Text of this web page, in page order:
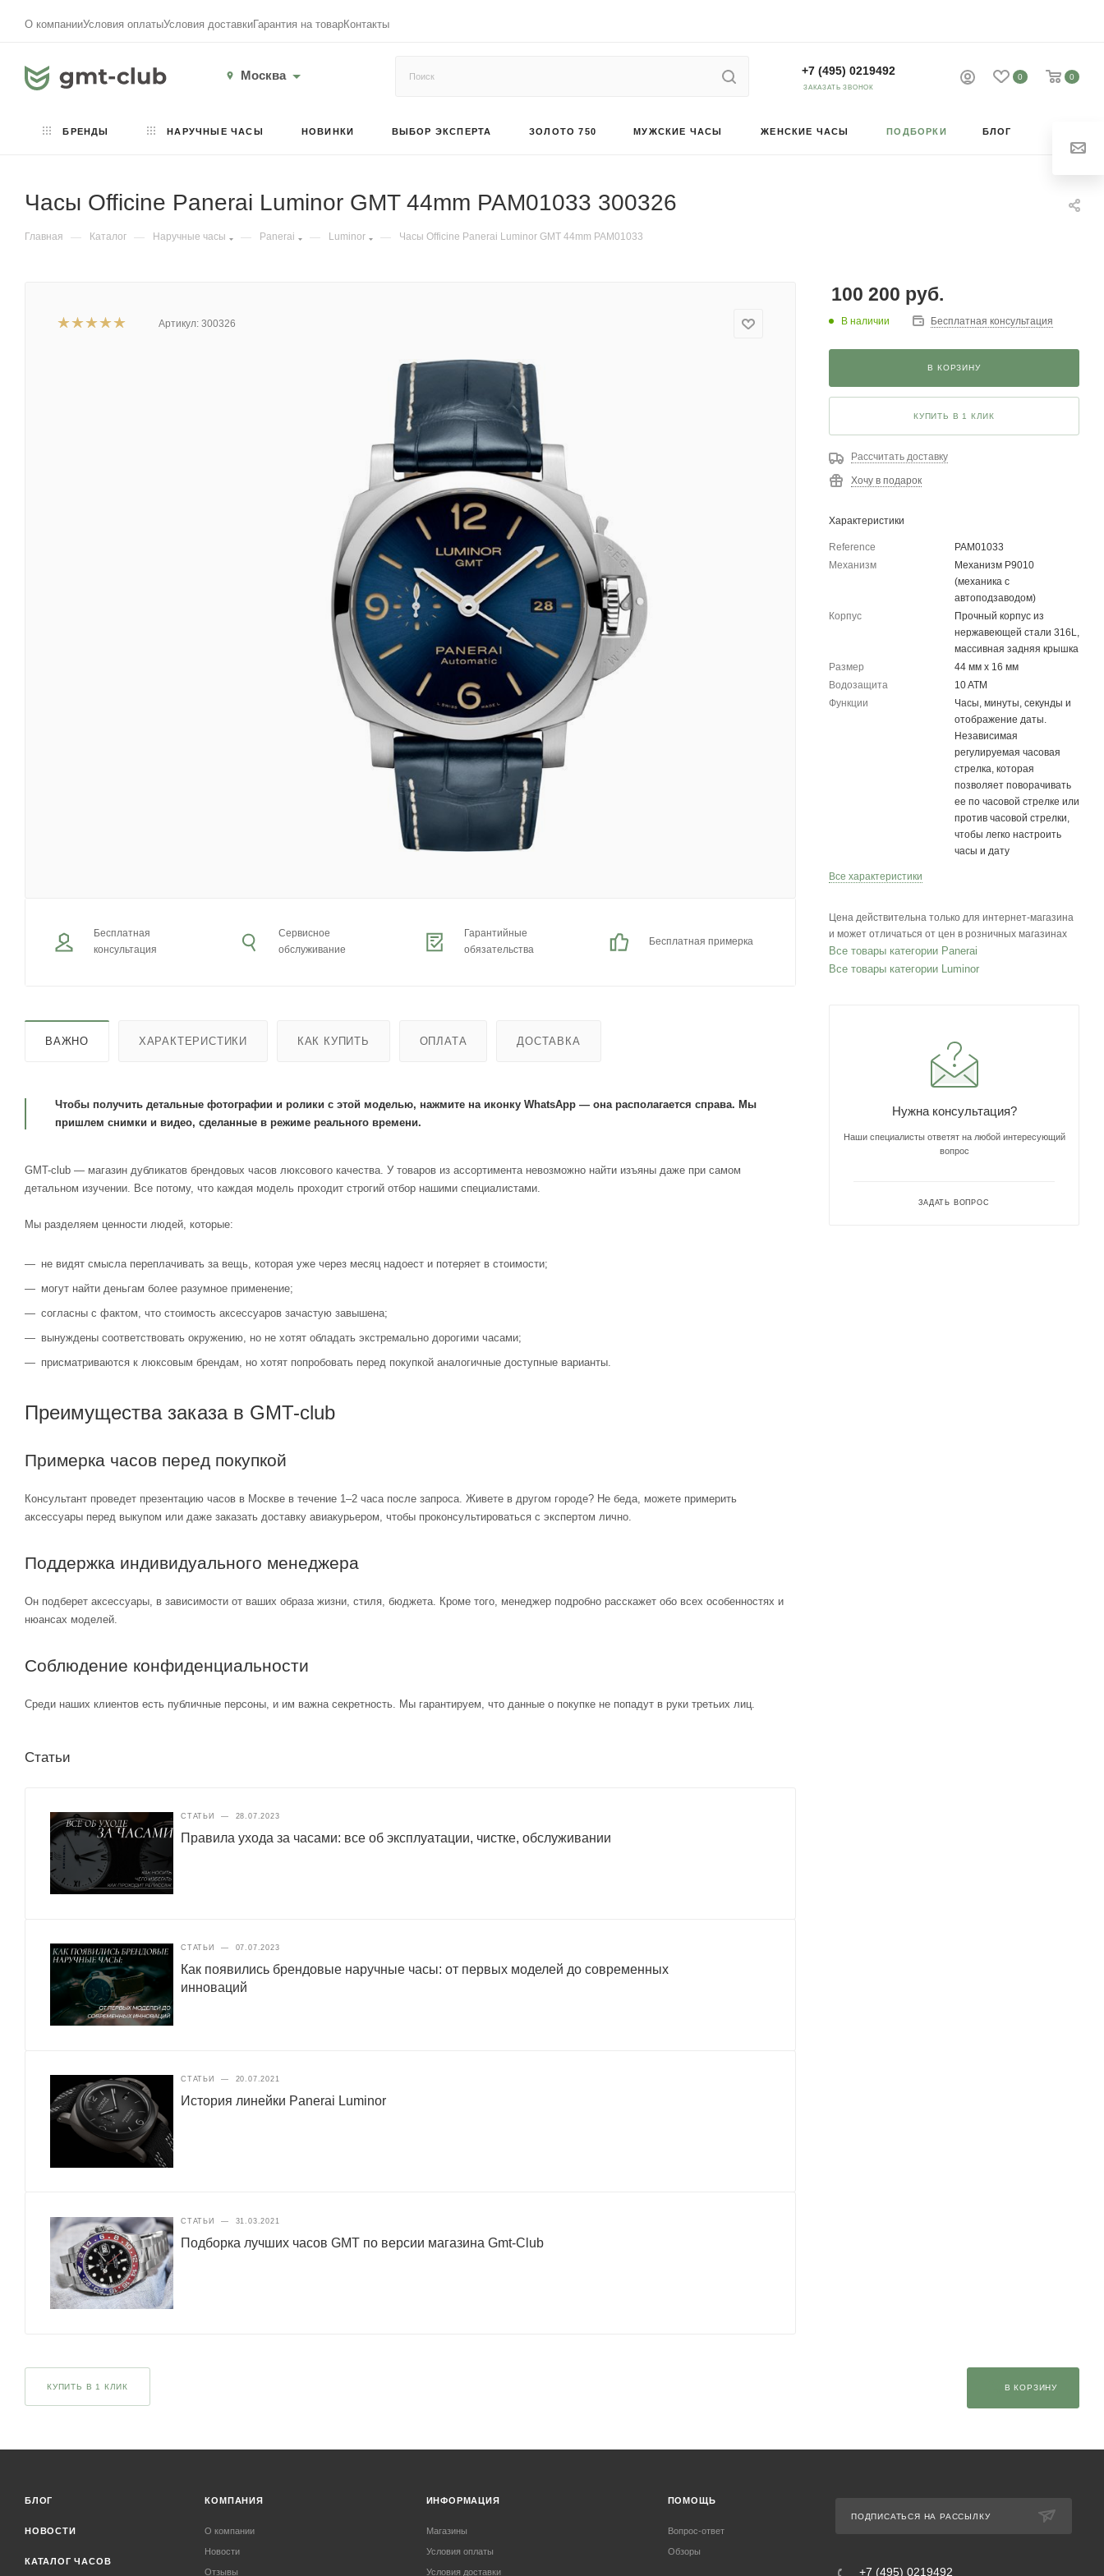
О компанииУсловия оплатыУсловия доставкиГарантия на товарКонтакты
Москва 0 0
+7 (495) 0219492
ЗАКАЗАТЬ ЗВОНОК
БРЕНДЫ НАРУЧНЫЕ ЧАСЫ НОВИНКИ ВЫБОР ЭКСПЕРТА ЗОЛОТО 750 МУЖСКИЕ ЧАСЫ ЖЕНСКИЕ ЧАСЫ ПОДБОРКИ БЛОГ
Часы Officine Panerai Luminor GMT 44mm PAM01033 300326
Главная — Каталог — Наручные часы — Panerai — Luminor — Часы Officine Panerai Luminor GMT 44mm PAM01033
Артикул: 300326
Бесплатная
консультация
Сервисное
обслуживание
Гарантийные
обязательства
Бесплатная примерка
ВАЖНО ХАРАКТЕРИСТИКИ КАК КУПИТЬ ОПЛАТА ДОСТАВКА
Чтобы получить детальные фотографии и ролики с этой моделью, нажмите на иконку WhatsApp — она располагается справа. Мы
пришлем снимки и видео, сделанные в режиме реального времени.
GMT-club — магазин дубликатов брендовых часов люксового качества. У товаров из ассортимента невозможно найти изъяны даже при самом
детальном изучении. Все потому, что каждая модель проходит строгий отбор нашими специалистами.
Мы разделяем ценности людей, которые:
не видят смысла переплачивать за вещь, которая уже через месяц надоест и потеряет в стоимости;
могут найти деньгам более разумное применение;
согласны с фактом, что стоимость аксессуаров зачастую завышена;
вынуждены соответствовать окружению, но не хотят обладать экстремально дорогими часами;
присматриваются к люксовым брендам, но хотят попробовать перед покупкой аналогичные доступные варианты.
Преимущества заказа в GMT-club
Примерка часов перед покупкой
Консультант проведет презентацию часов в Москве в течение 1–2 часа после запроса. Живете в другом городе? Не беда, можете примерить
аксессуары перед выкупом или даже заказать доставку авиакурьером, чтобы проконсультироваться с экспертом лично.
Поддержка индивидуального менеджера
Он подберет аксессуары, в зависимости от ваших образа жизни, стиля, бюджета. Кроме того, менеджер подробно расскажет обо всех особенностях и
нюансах моделей.
Соблюдение конфиденциальности
Среди наших клиентов есть публичные персоны, и им важна секретность. Мы гарантируем, что данные о покупке не попадут в руки третьих лиц.
Статьи
СТАТЬИ — 28.07.2023
Правила ухода за часами: все об эксплуатации, чистке, обслуживании
СТАТЬИ — 07.07.2023
Как появились брендовые наручные часы: от первых моделей до современных
инноваций
СТАТЬИ — 20.07.2021
История линейки Panerai Luminor
СТАТЬИ — 31.03.2021
Подборка лучших часов GMT по версии магазина Gmt-Club
100 200 руб.
В наличии Бесплатная консультация
В КОРЗИНУ
КУПИТЬ В 1 КЛИК
Рассчитать доставку
Хочу в подарок
Характеристики
Reference
PAM01033
Механизм
Механизм P9010
(механика с
автоподзаводом)
Корпус
Прочный корпус из
нержавеющей стали 316L,
массивная задняя крышка
Размер
44 мм x 16 мм
Водозащита
10 ATM
Функции
Часы, минуты, секунды и
отображение даты.
Независимая
регулируемая часовая
стрелка, которая
позволяет поворачивать
ее по часовой стрелке или
против часовой стрелки,
чтобы легко настроить
часы и дату
Все характеристики
Цена действительна только для интернет-магазина
и может отличаться от цен в розничных магазинах
Все товары категории Panerai
Все товары категории Luminor
Нужна консультация?
Наши специалисты ответят на любой интересующий
вопрос
ЗАДАТЬ ВОПРОС
КУПИТЬ В 1 КЛИК В КОРЗИНУ
БЛОГ
НОВОСТИ
КАТАЛОГ ЧАСОВ
КОМПАНИЯ
О компании
Новости
Отзывы
ИНФОРМАЦИЯ
Магазины
Условия оплаты
Условия доставки
ПОМОЩЬ
Вопрос-ответ
Обзоры
ПОДПИСАТЬСЯ НА РАССЫЛКУ
+7 (495) 0219492